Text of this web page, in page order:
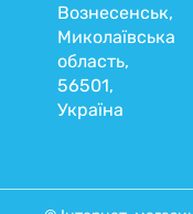
Вознесенськ,
Миколаївська
область,
56501,
Україна